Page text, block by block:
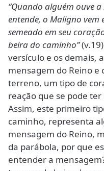
“Quando alguém ouve
entende, o Maligno vem
semeado em seu
beira do caminho”
versículo e os demais,
mensagem do Reino e
terreno, um tipo de
reação que se pode
Assim, este primeiro
caminho, representa
mensagem do Reino,
da parábola, por que
entender a